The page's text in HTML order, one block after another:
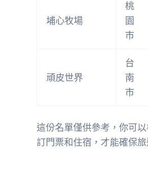
埔心牧場
桃
園
市
頑皮世界
台
南
市
這份名單僅供參考，你可
訂門票和住宿，才能確保旅